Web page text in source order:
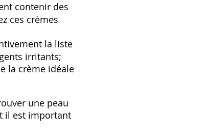
contenir des
ces crèmes
la liste
irritants;
la crème idéale
une peau
il est important